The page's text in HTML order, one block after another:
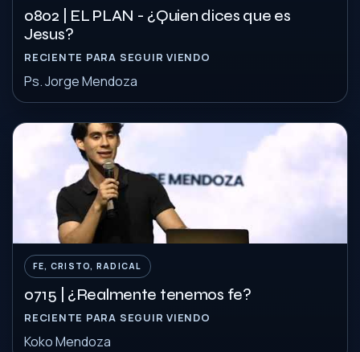
0802 | EL PLAN - ¿Quien dices que es
Jesus?
RECIENTE PARA SEGUIR VIENDO
Ps. Jorge Mendoza
FE, CRISTO, RADICAL
0715 | ¿Realmente tenemos fe?
RECIENTE PARA SEGUIR VIENDO
Koko Mendoza